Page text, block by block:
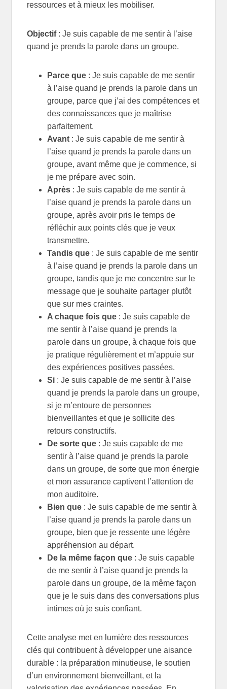
ressources et à mieux les mobiliser.
Objectif : Je suis capable de me sentir à l’aise
quand je prends la parole dans un groupe.
Parce que : Je suis capable de me sentir
à l’aise quand je prends la parole dans un
groupe, parce que j’ai des compétences et
des connaissances que je maîtrise
parfaitement.
Avant : Je suis capable de me sentir à
l’aise quand je prends la parole dans un
groupe, avant même que je commence, si
je me prépare avec soin.
Après : Je suis capable de me sentir à
l’aise quand je prends la parole dans un
groupe, après avoir pris le temps de
réfléchir aux points clés que je veux
transmettre.
Tandis que : Je suis capable de me sentir
à l’aise quand je prends la parole dans un
groupe, tandis que je me concentre sur le
message que je souhaite partager plutôt
que sur mes craintes.
A chaque fois que : Je suis capable de
me sentir à l’aise quand je prends la
parole dans un groupe, à chaque fois que
je pratique régulièrement et m’appuie sur
des expériences positives passées.
Si : Je suis capable de me sentir à l’aise
quand je prends la parole dans un groupe,
si je m’entoure de personnes
bienveillantes et que je sollicite des
retours constructifs.
De sorte que : Je suis capable de me
sentir à l’aise quand je prends la parole
dans un groupe, de sorte que mon énergie
et mon assurance captivent l’attention de
mon auditoire.
Bien que : Je suis capable de me sentir à
l’aise quand je prends la parole dans un
groupe, bien que je ressente une légère
appréhension au départ.
De la même façon que : Je suis capable
de me sentir à l’aise quand je prends la
parole dans un groupe, de la même façon
que je le suis dans des conversations plus
intimes où je suis confiant.
Cette analyse met en lumière des ressources
clés qui contribuent à développer une aisance
durable : la préparation minutieuse, le soutien
d’un environnement bienveillant, et la